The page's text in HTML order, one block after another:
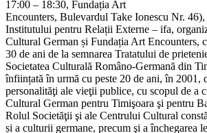
17:00 – 18:30, Fundația Art
Encounters, Bulevardul Take Ionescu Nr.
Institutului pentru Relații Externe – ifa,
Cultural German și Fundația Art Encounters,
30 de ani de la semnarea Tratatului de
Societatea Culturală Româno-Germană din
înființată în urmă cu peste 20 de ani, în 2001,
personalităţi ale vieţii publice, cu scopul de a
Cultural German pentru Timişoara şi pentru
Rolul Societăţii şi ale Centrului Cultural
și a culturii germane, precum şi a închegarea